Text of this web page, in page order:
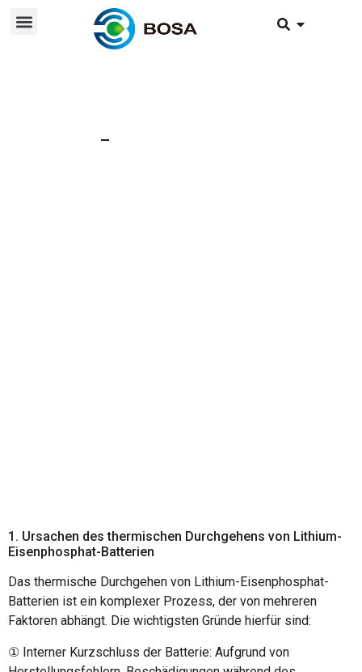
1. Ursachen des thermischen Durchgehens von Lithium-
Eisenphosphat-Batterien
Das thermische Durchgehen von Lithium-Eisenphosphat-
Batterien ist ein komplexer Prozess, der von mehreren
Faktoren abhängt. Die wichtigsten Gründe hierfür sind:
① Interner Kurzschluss der Batterie: Aufgrund von